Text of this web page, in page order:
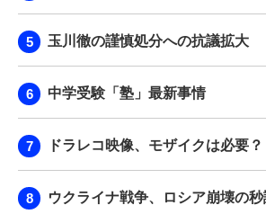
玉川徹の謹慎処分への抗議拡大
中学受験「塾」最新事情
ドラレコ映像、モザイクは必要？
ウクライナ戦争、ロシア崩壊の